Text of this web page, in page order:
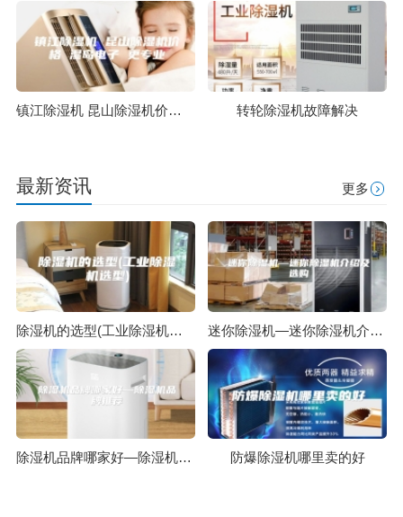
镇江除湿机 昆山除湿机价格 湿岛电子 更专业 转轮除湿机故障解决
最新资讯 更多
除湿机的选型(工业除湿机选型) 迷你除湿机—迷你除湿机介绍及选购
除湿机品牌哪家好—除湿机品牌推荐 防爆除湿机哪里卖的好